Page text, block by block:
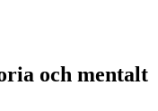
och mentalt